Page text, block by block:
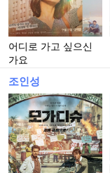
어디로 가고 싶으신
가요
조인성